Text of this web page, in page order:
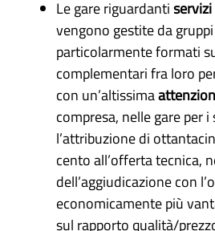
Le gare riguardanti
vengono gestite da
particolarmente formati
complementari fra loro
con un’altissima
compresa, nelle gare per
l’attribuzione di
cento all’offerta tecnica,
dell’aggiudicazione con
economicamente più
sul rapporto qualità/